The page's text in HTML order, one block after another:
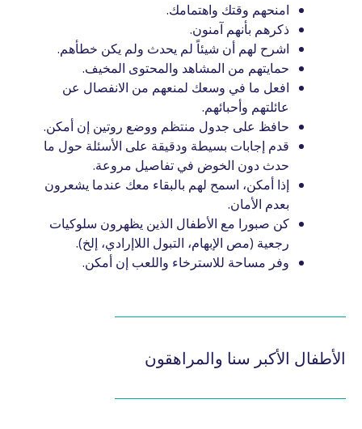
امنحهم وقتك واهتمامك.
ذكرهم بأنهم آمنون.
اشرح لهم أن شيئاً لم يحدث ولم يكن خطأهم.
حمايتهم من المشاهد والمحتوى المخيف.
افعل ما في وسعك لمنعهم من الانفصال عن
عائلتهم وأحبائهم.
حافظ على جدول منتظم ووضع روتين إن أمكن.
قدم إجابات بسيطة ودقيقة على الأسئلة حول ما
حدث دون الخوض في تفاصيل مروعة.
إذا أمكن، اسمح لهم بالبقاء معك عندما يشعرون
بعدم الأمان.
كن صبورا مع الأطفال الذين يظهرون سلوكيات
رجعية (مص الإبهام، التبول اللاإرادي، إلخ).
وفر مساحة للاسترخاء واللعب إن أمكن.
الأطفال الأكبر سنا والمراهقون